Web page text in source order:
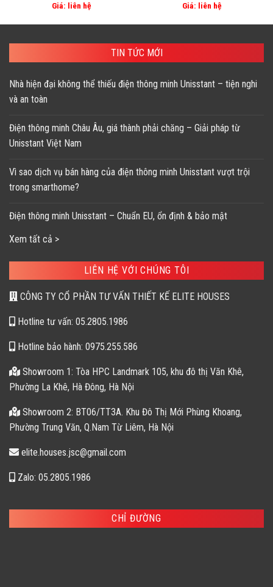
Giá: liên hệ
Giá: liên hệ
TIN TỨC MỚI
Nhà hiện đại không thể thiếu điện thông minh Unisstant – tiện nghi
và an toàn
Điện thông minh Châu Âu, giá thành phải chăng – Giải pháp từ
Unisstant Việt Nam
Vì sao dịch vụ bán hàng của điện thông minh Unisstant vượt trội
trong smarthome?
Điện thông minh Unisstant – Chuẩn EU, ổn định & bảo mật
Xem tất cả >
LIÊN HỆ VỚI CHÚNG TÔI
CÔNG TY CỔ PHẦN TƯ VẤN THIẾT KẾ ELITE HOUSES
Hotline tư vấn: 05.2805.1986
Hotline bảo hành: 0975.255.586
Showroom 1: Tòa HPC Landmark 105, khu đô thị Văn Khê,
Phường La Khê, Hà Đông, Hà Nội
Showroom 2: BT06/TT3A. Khu Đô Thị Mới Phùng Khoang,
Phường Trung Văn, Q.Nam Từ Liêm, Hà Nội
elite.houses.jsc@gmail.com
Zalo: 05.2805.1986
CHỈ ĐƯỜNG